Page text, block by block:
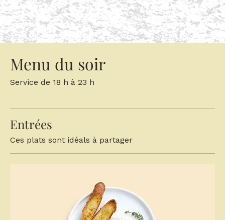
Menu du soir
Service de 18 h à 23 h
Entrées
Ces plats sont idéals à partager